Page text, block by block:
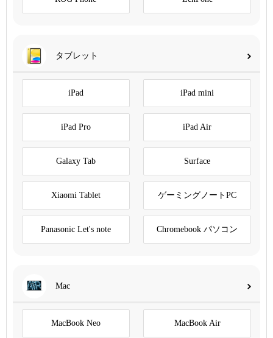
タブレット
iPad iPad mini
iPad Pro iPad Air
Galaxy Tab Surface
Xiaomi Tablet ゲーミングノートPC
Panasonic Let's note Chromebook パソコン
Mac
MacBook Neo MacBook Air